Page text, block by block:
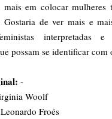
mais em colocar mulheres
Gostaria de ver mais e
interpretadas
possam se identificar com
-
Woolf
Leonardo Froés